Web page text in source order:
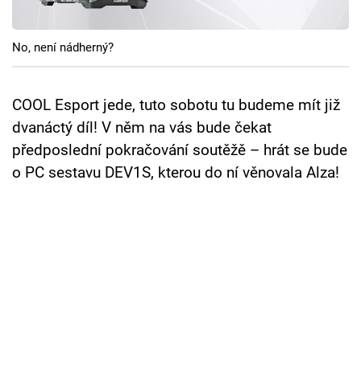
Pořady
TV Program
Sledujte prima+
No, není nádherný?
COOL Esport jede, tuto sobotu tu budeme mít již
dvanáctý díl! V něm na vás bude čekat
předposlední pokračování soutěžě – hrát se bude
o PC sestavu DEV1S, kterou do ní věnovala Alza!